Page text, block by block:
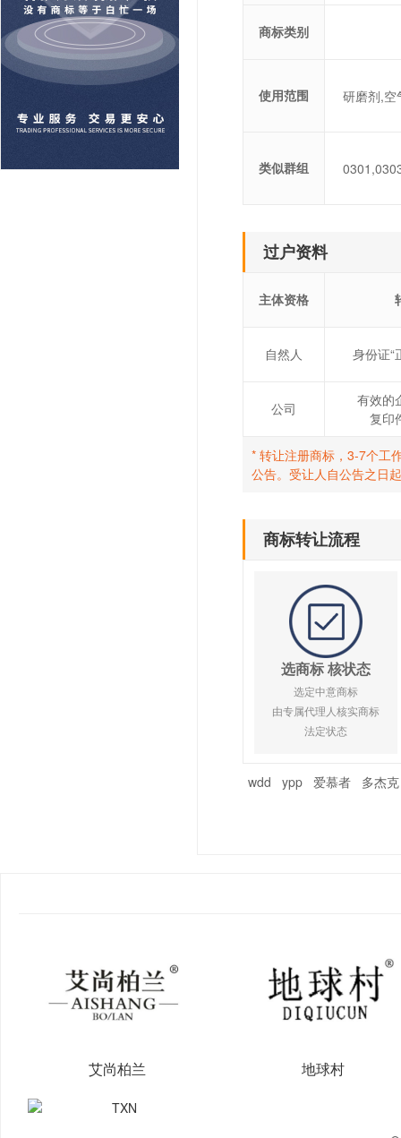
商标类别
使用范围 研磨剂,空
类似群组
过户资料
主体资格
自然人 身份证“
公司
有效的
复印
* 转让注册商标，3-7个工
公告。受让人自公告之日
商标转让流程
选商标 核状态
选定中意商标
由专属代理人核实商标
法定状态
wdd ypp 爱慕者 多杰克
艾尚柏兰 地球村